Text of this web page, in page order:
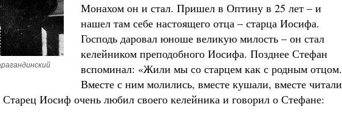
Монахом он и стал. Пришел в Оптину в 25 лет – и
нашел там себе настоящего отца – старца Иосифа.
Господь даровал юноше великую милость – он стал
келейником преподобного Иосифа. Позднее Стефан
вспоминал: «Жили мы со старцем как с родным отцом.
Вместе с ним молились, вместе кушали, вместе читали
Иосиф очень любил своего келейника и говорил о Стефане: